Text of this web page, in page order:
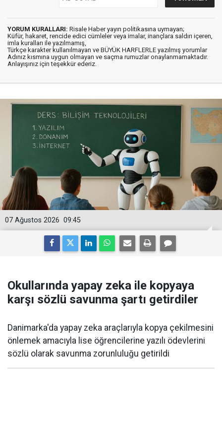
YORUM KURALLARI: Risale Haber yayın politikasına uymayan;
Küfür, hakaret, rencide edici cümleler veya imalar, inançlara saldırı içeren,
imla kuralları ile yazılmamış,
Türkçe karakter kullanılmayan ve BÜYÜK HARFLERLE yazılmış yorumlar
Adınız kısmına uygun olmayan ve saçma rumuzlar onaylanmamaktadır.
Anlayışınız için teşekkür ederiz.
09:45
07 Ağustos 2026
Okullarında yapay zeka ile kopyaya
karşı sözlü savunma şartı getirdiler
Danimarka'da yapay zeka araçlarıyla kopya çekilmesini
önlemek amacıyla lise öğrencilerine yazılı ödevlerini
sözlü olarak savunma zorunluluğu getirildi